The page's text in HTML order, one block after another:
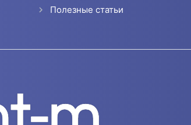
Полезные статьи